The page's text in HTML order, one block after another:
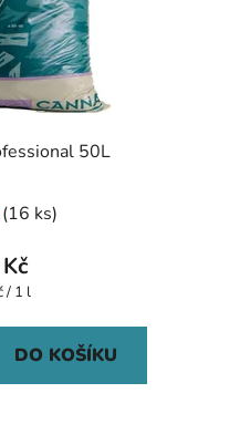
50L
(16 ks)
/ 1 l
DO KOŠÍKU